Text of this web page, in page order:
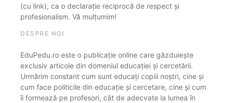
(cu link), ca o declarație reciprocă de respect și
profesionalism. Vă mulțumim!
DESPRE NOI
EduPedu.ro este o publicație online care găzduiește
exclusiv articole din domeniul educației și cercetării.
Urmărim constant cum sunt educați copiii noștri, cine și
cum face politicile din educație și cercetare, cine și cum
îi formează pe profesori, cât de adecvate la lumea în